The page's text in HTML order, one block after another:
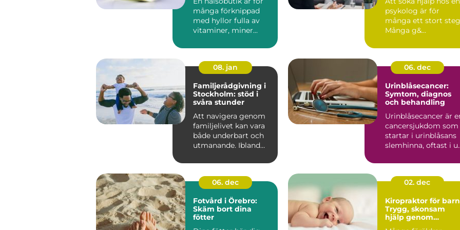
många förknippad
med hyllor fulla av
vitaminer, miner...
psykolog är för
många ett stort
Många g&...
08. jan
Familjerådgivning i
Stockholm: stöd i
svåra stunder
Att navigera genom
familjelivet kan vara
både underbart och
utmanande. Ibland
06. dec
Urinblåsecancer:
Symtom, diagnos
och behandling
Urinblåsecancer är
cancersjukdom som
startar i urinblåsans
slemhinna, oftast i
06. dec
Fotvård i Örebro:
Skäm bort dina
fötter
02. dec
Kiropraktor för
Trygg, skonsam
hjälp genom